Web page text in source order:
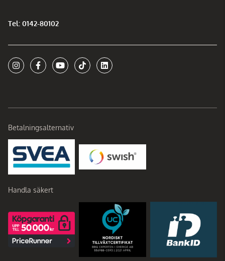
Tel: 0142-80102
Betalningsalternativ
Handla säkert